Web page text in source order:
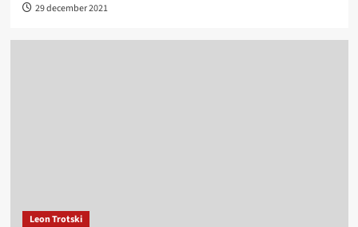
29 december 2021
Leon Trotski